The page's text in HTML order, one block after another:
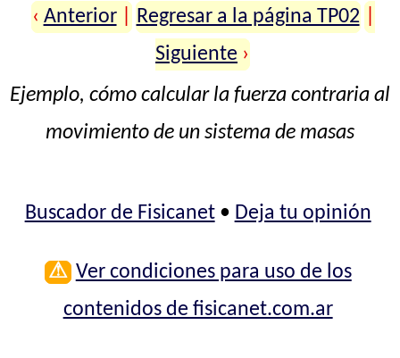
‹ Anterior Regresar a la página TP02
Siguiente ›
Ejemplo, cómo calcular la fuerza contraria al
movimiento de un sistema de masas
Buscador de Fisicanet• Deja tu opinión
⚠ Ver condiciones para uso de los
contenidos de fisicanet.com.ar